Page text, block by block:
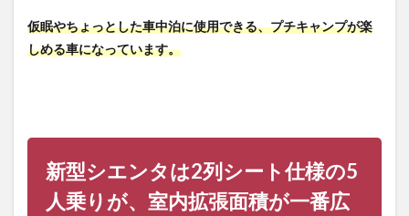
室サ
イズ
シー
トア
レン
ジ
仮眠やちょっとした車中泊に使用できる、プチキャンプが楽
しめる車になっています。
新型シエンタは2列シート仕様の5
人乗りが、室内拡張面積が一番広